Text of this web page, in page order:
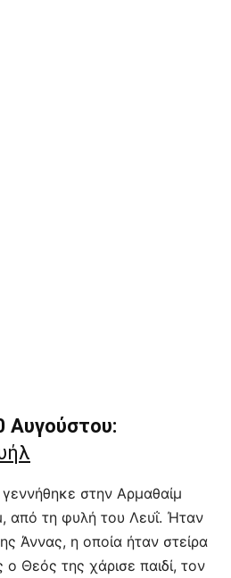
Αυγούστου:
στην Αρμαθαίμ
από τη φυλή του Λευΐ. Ήταν
Άννας, η οποία ήταν στείρα
ο Θεός της χάρισε παιδί, τον